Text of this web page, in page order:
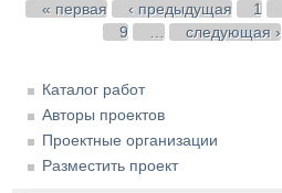
Страницы
« первая ‹ предыдущая 1
9
следующая ›
Каталог работ
Авторы проектов
Проектные организации
Разместить проект